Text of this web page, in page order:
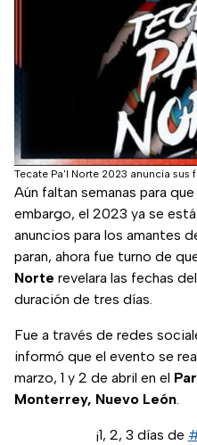
Tecate Pa'l Norte 2023 anuncia sus
Aún faltan semanas para
embargo, el 2023 ya se
anuncios para los amantes
paran, ahora fue turno de
Norte revelara las fechas
duración de tres días.
Fue a través de redes
informó que el evento se
marzo, 1 y 2 de abril en el
Monterrey, Nuevo León.
¡1, 2, 3 días de